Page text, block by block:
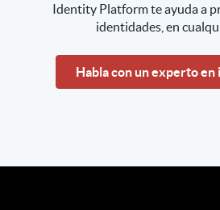
Identity Platform te ayuda a
identidades, en
Habla con un experto en